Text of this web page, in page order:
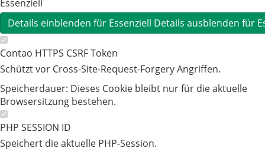
Essenziell
Details einblenden für Essenziell Details ausblenden für
Contao HTTPS CSRF Token
Schützt vor Cross-Site-Request-Forgery Angriffen.
Speicherdauer: Dieses Cookie bleibt nur für die aktuelle
Browsersitzung bestehen.
PHP SESSION ID
Speichert die aktuelle PHP-Session.